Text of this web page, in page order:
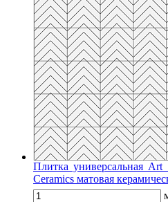
Плитка универсальная
Ceramics матовая